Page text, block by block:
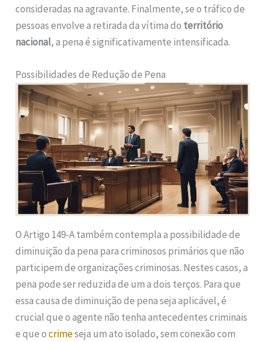
consideradas na agravante. Finalmente, se o tráfico de
pessoas envolve a retirada da vítima do território
nacional, a pena é significativamente intensificada.
Possibilidades de Redução de Pena
O Artigo 149-A também contempla a possibilidade de
diminuição da pena para criminosos primários que não
participem de organizações criminosas. Nestes casos, a
pena pode ser reduzida de um a dois terços. Para que
essa causa de diminuição de pena seja aplicável, é
crucial que o agente não tenha antecedentes criminais
e que ocrimeseja um ato isolado, sem conexão com